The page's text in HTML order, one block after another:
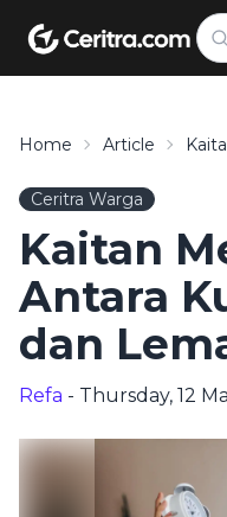
Home Article
Ceritra Warga
Kaitan
Antara
dan
Refa - Thursday, 12